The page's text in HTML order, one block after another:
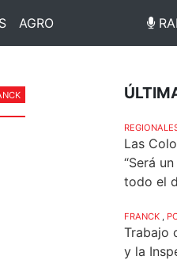
AGRO
Las
“Será
todo el
FRANCK
Trabajo
y la